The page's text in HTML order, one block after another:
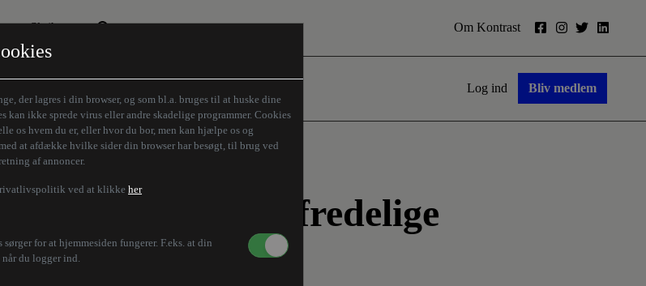
der lagres i din browser, og som bl.a. bruges til at huske dine
kan ikke sprede virus eller andre skadelige programmer. Cookies
os hvem du er, eller hvor du bor, men kan hjælpe os og
at afdække hvilke sider din browser har besøgt, til brug ved
af annoncer.
ved at klikke her
for at hjemmesiden fungerer. F.eks. at din
du logger ind.
brille
forfra
Skribenter
Z-aksen
Om Kontrast
Log ind Bliv medlem
skridt mod fredelige